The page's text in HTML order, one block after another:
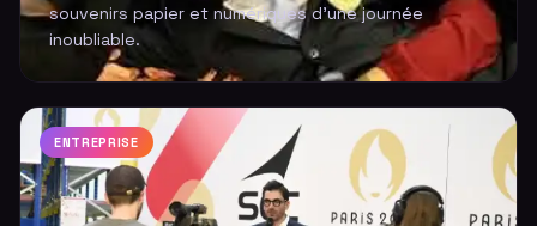
souvenirs papier et numériques d'une journée
inoubliable.
ENTREPRISE